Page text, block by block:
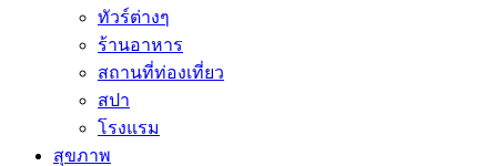
ทัวร์ต่างๆ
ร้านอาหาร
สถานที่ท่องเที่ยว
สปา
โรงแรม
สุขภาพ